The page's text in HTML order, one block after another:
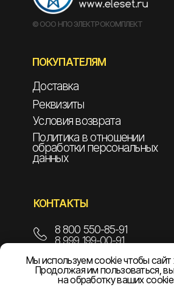
© ООО НПО ЭЛЕКТРОКОМПЛЕКТ
ПОКУПАТЕЛЯМ
Доставка
Реквизиты
Условия возврата
Политика в отношении
обработки персональных
данных
КОНТАКТЫ
info@npoelekom.ru
8 800 550-85-91
8 999 199-00-91
Мы используем cookie чтобы
Продолжая им пользоваться,
на обработку ваших